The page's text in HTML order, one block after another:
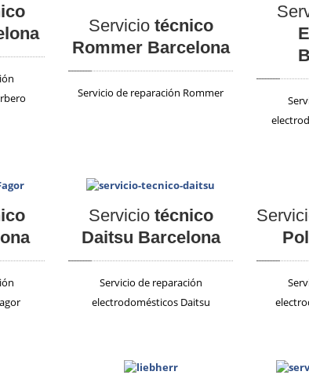
Serviciotécnico
Rommer Barcelona
Servicio de reparación Rommer
Serviciotécnico
Daitsu Barcelona
Servicio de reparación
electrodomésticos Daitsu